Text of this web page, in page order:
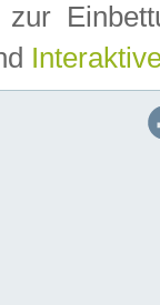
zur